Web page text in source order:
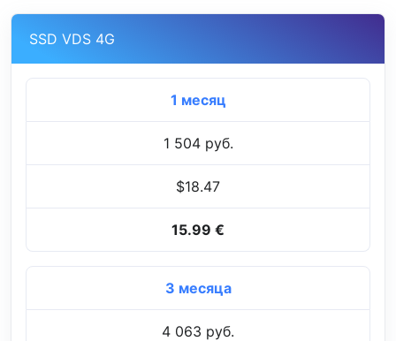
SSD VDS 4G
1 месяц
1 504 руб.
$18.47
15.99 €
3 месяца
4 063 руб.